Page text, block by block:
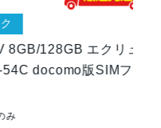
エクリュホ
版SIMフリ